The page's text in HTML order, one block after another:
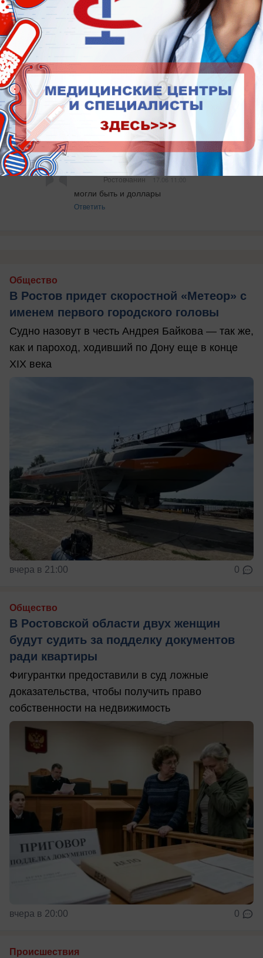
Новые
Ростовчанин
Те, кто считает, что в свертках было что-то законное,
отчасти правы. Скорее всего там были банкноты
Банка России, являющиеся законным средством
наличного платежа на территории РФ.
Ответить
Вовик
Ростовчанин
могли быть и доллары
Ответить
Общество
В Ростов придет скоростной «Метеор» с
именем первого городского головы
Судно назовут в честь Андрея Байкова — так же,
как и пароход, ходивший по Дону еще в конце
XIX века
вчера в 21:00 0
Общество
В Ростовской области двух женщин
будут судить за подделку документов
ради квартиры
Фигурантки предоставили в суд ложные
доказательства, чтобы получить право
собственности на недвижимость
вчера в 20:00 0
Происшествия